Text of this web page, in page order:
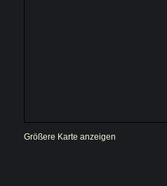
Größere Karte anzeigen